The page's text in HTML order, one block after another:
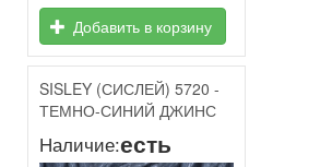
Добавить в корзину
SISLEY (СИСЛЕЙ) 5720 -
ТЕМНО-СИНИЙ ДЖИНС
Наличие:есть